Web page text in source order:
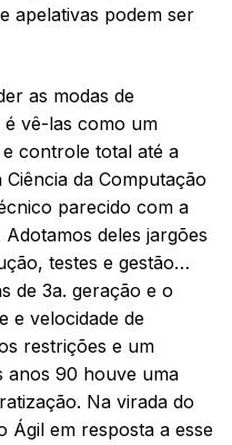
apelativas podem ser
as modas de
é vê-las como um
controle total até a
da Computação
parecido com a
deles jargões
testes e gestão…
de 3a. geração e o
e velocidade de
restrições e um
anos 90 houve uma
Na virada do
Ágil em resposta a esse